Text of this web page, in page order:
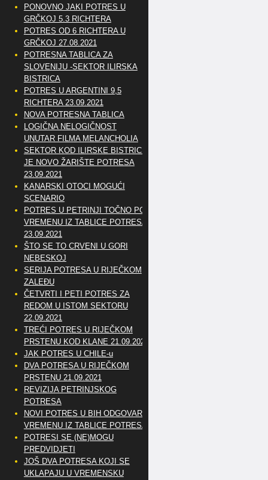
PONOVNO JAKI POTRES U
GRČKOJ 5.3 RICHTERA
POTRES OD 6 RICHTERA U
GRČKOJ 27.08.2021
POTRESNA TABLICA ZA
SLOVENIJU -SEKTOR ILIRSKA
BISTRICA
POTRES U ARGENTINI 9,5
RICHTERA 23.09.2021
NOVA POTRESNA TABLICA
LOGIČNA NELOGIČNOST
UNUTAR FILMA MELANCHOLIA
SEKTOR KOD ILIRSKE BISTRICE
JE NOVO ŽARIŠTE POTRESA
23.09.2021
KANARSKI OTOCI MOGUĆI
SCENARIO
POTRES U PETRINJI TOČNO PO
VREMENU IZ TABLICE POTRESA
23.09.2021
ŠTO SE TO CRVENI U GORI
NEBESKOJ
SERIJA POTRESA U RIJEČKOM
ZALEĐU
ČETVRTI I PETI POTRES ZA
REDOM U ISTOM SEKTORU
22.09.2021
TREĆI POTRES U RIJEČKOM
PRSTENU KOD KLANE 21.09.2021
JAK POTRES U CHILE-u
DVA POTRESA U RIJEČKOM
PRSTENU 21.09.2021
REVIZIJA PETRINJSKOG
POTRESA
NOVI POTRES U BIH ODGOVARA
VREMENU IZ TABLICE POTRESA
POTRESI SE (NE)MOGU
PREDVIDJETI
JOŠ DVA POTRESA KOJI SE
UKLAPAJU U VREMENSKU